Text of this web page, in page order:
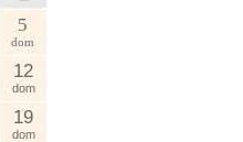
5
dom
12
dom
19
dom